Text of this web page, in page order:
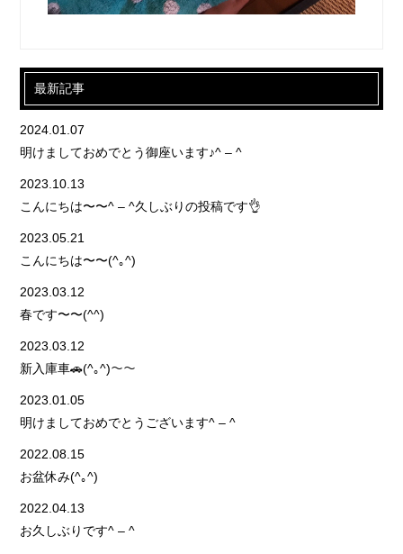
最新記事
2024.01.07
明けましておめでとう御座います♪^ – ^
2023.10.13
こんにちは〜〜^ – ^久しぶりの投稿です👌
2023.05.21
こんにちは〜〜(^｡^)
2023.03.12
春です〜〜(^^)
2023.03.12
新入庫車🚗(^｡^)〜〜
2023.01.05
明けましておめでとうございます^ – ^
2022.08.15
お盆休み(^｡^)
2022.04.13
お久しぶりです^ – ^